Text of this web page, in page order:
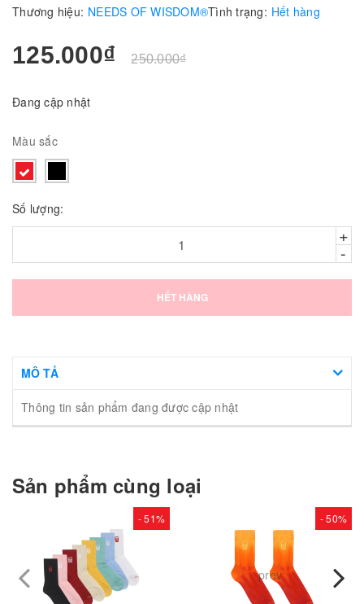
Thương hiệu: NEEDS OF WISDOM®Tình trạng: Hết hàng
125.000₫ 250.000₫
Đang cập nhật
Màu sắc
Số lượng:
+
-
HẾT HÀNG
MÔ TẢ
Thông tin sản phẩm đang được cập nhật
Sản phẩm cùng loại
- 51% - 50%
prev